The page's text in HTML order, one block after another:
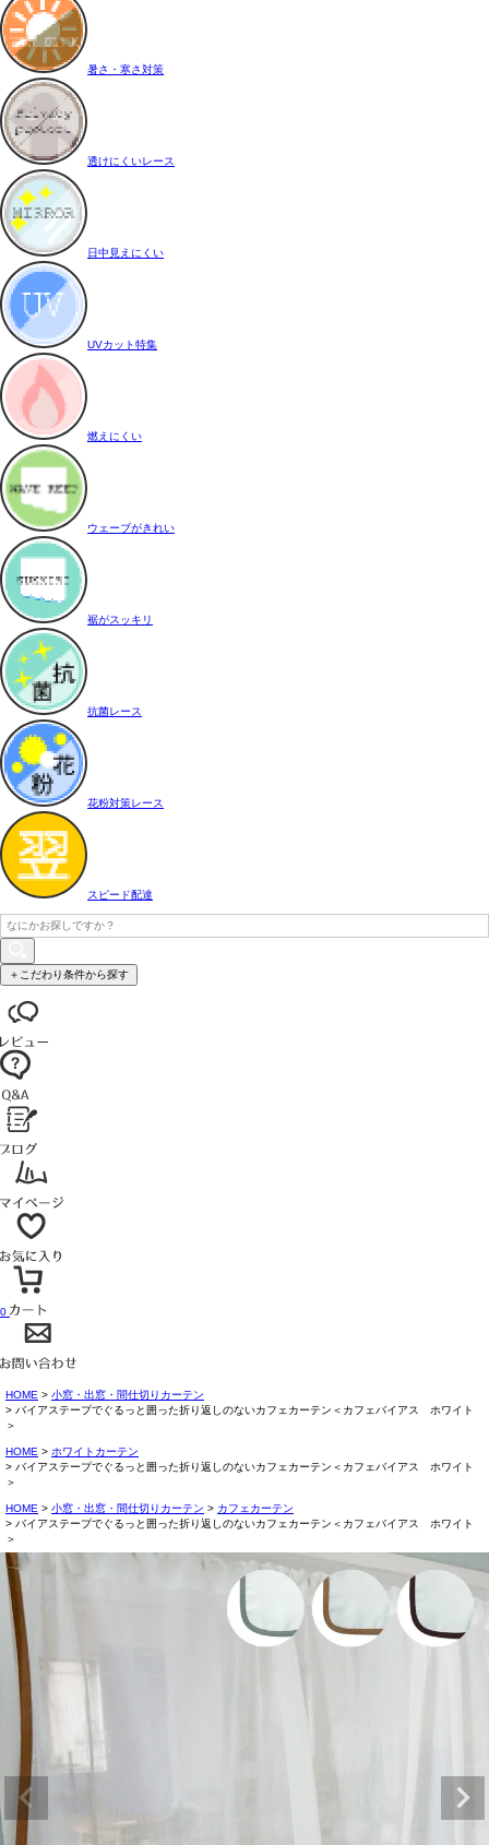
暑さ・寒さ対策
透けにくいレース
日中見えにくい
UVカット特集
燃えにくい
ウェーブがきれい
裾がスッキリ
抗菌レース
花粉対策レース
スピード配達
＋こだわり条件から探す
0
HOME
小窓・出窓・間仕切りカーテン
バイアステープでぐるっと囲った折り返しのないカフェカーテン＜カフェバイアス ホワイト
＞
HOME
ホワイトカーテン
バイアステープでぐるっと囲った折り返しのないカフェカーテン＜カフェバイアス ホワイト
＞
HOME 小窓・出窓・間仕切りカーテン
カフェカーテン
バイアステープでぐるっと囲った折り返しのないカフェカーテン＜カフェバイアス ホワイト
＞